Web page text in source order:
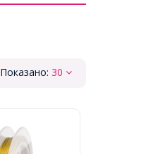
Показано: 30